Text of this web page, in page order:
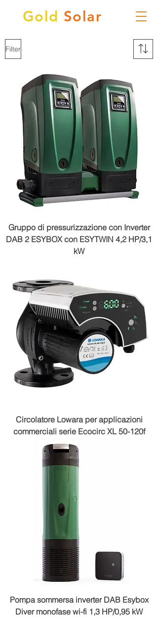
Gold Solar
Filter
Gruppo di pressurizzazione con Inverter
DAB 2 ESYBOX con ESYTWIN 4,2 HP/3,1
kW
Circolatore Lowara per applicazioni
commerciali serie Ecocirc XL 50-120f
Pompa sommersa inverter DAB Esybox
Diver monofase wi-fi 1,3 HP/0,95 kW